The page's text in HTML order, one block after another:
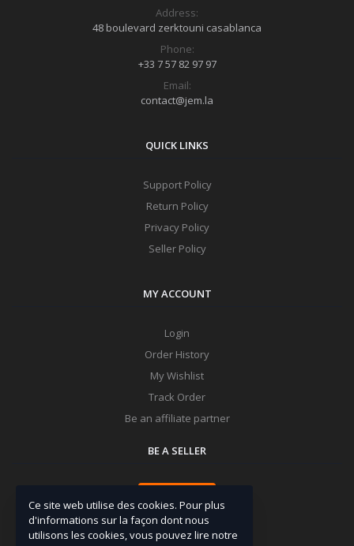
Address:
48 boulevard zerktouni casablanca
Phone:
+33 7 57 82 97 97
Email:
contact@jem.la
QUICK LINKS
Support Policy
Return Policy
Privacy Policy
Seller Policy
MY ACCOUNT
Login
Order History
My Wishlist
Track Order
Be an affiliate partner
BE A SELLER
Ce site web utilise des cookies. Pour plus
d'informations sur la façon dont nous
utilisons les cookies, vous pouvez lire notre